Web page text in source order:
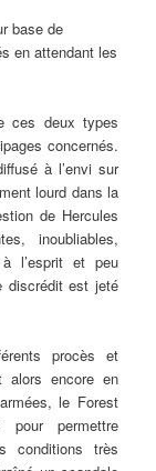
base de
en attendant les
ces deux types
concernés.
à l’envi sur
lourd dans la
de Hercules
inoubliables,
l’esprit et peu
discrédit est jeté
procès et
alors encore en
le Forest
pour permettre
conditions très